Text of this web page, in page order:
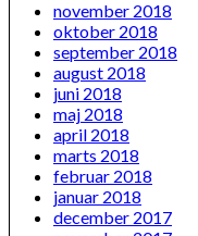
november 2018
oktober 2018
september 2018
august 2018
juni 2018
maj 2018
april 2018
marts 2018
februar 2018
januar 2018
december 2017